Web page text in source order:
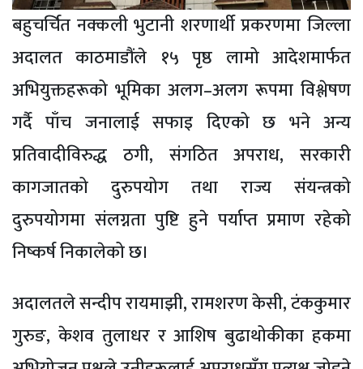
बहुचर्चित नक्कली भुटानी शरणार्थी प्रकरणमा जिल्ला
अदालत काठमाडौंले १५ पृष्ठ लामो आदेशमार्फत
अभियुक्तहरूको भूमिका अलग–अलग रूपमा विश्लेषण
गर्दै पाँच जनालाई सफाइ दिएको छ भने अन्य
प्रतिवादीविरुद्ध ठगी, संगठित अपराध, सरकारी
कागजातको दुरुपयोग तथा राज्य संयन्त्रको
दुरुपयोगमा संलग्नता पुष्टि हुने पर्याप्त प्रमाण रहेको
निष्कर्ष निकालेको छ।
अदालतले सन्दीप रायमाझी, रामशरण केसी, टंककुमार
गुरुङ, केशव तुलाधर र आशिष बुढाथोकीका हकमा